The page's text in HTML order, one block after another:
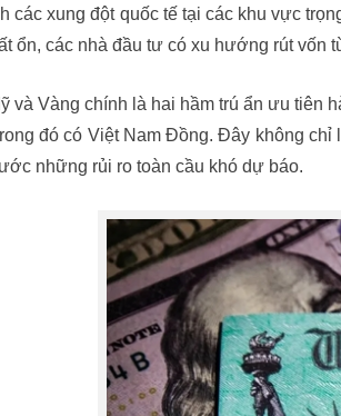
các xung đột quốc tế tại các khu vực
ổn, các nhà đầu tư có xu hướng rút vốn
và Vàng chính là hai hầm trú ẩn ưu tiên
đó có Việt Nam Đồng. Đây không
những rủi ro toàn cầu khó dự báo.